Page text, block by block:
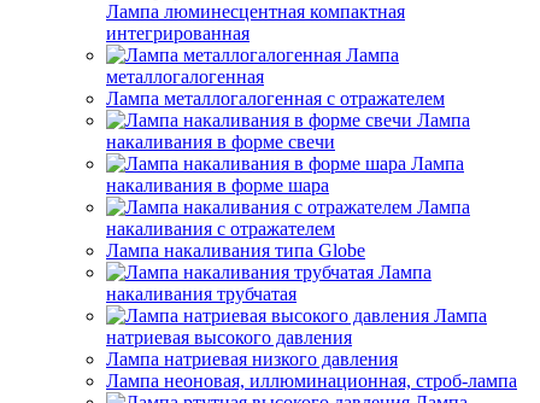
Лампа люминесцентная компактная
интегрированная
Лампа
металлогалогенная
Лампа металлогалогенная с отражателем
Лампа
накаливания в форме свечи
Лампа
накаливания в форме шара
Лампа
накаливания с отражателем
Лампа накаливания типа Globe
Лампа
накаливания трубчатая
Лампа
натриевая высокого давления
Лампа натриевая низкого давления
Лампа неоновая, иллюминационная, строб-лампа